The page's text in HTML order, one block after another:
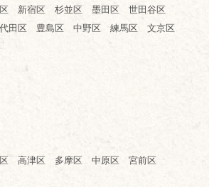
新宿区 杉並区 墨田区 世田谷区
田区 豊島区 中野区 練馬区 文京区
高津区 多摩区 中原区 宮前区